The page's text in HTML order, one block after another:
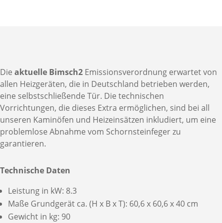
Die aktuelle Bimsch2 Emissionsverordnung erwartet von
allen Heizgeräten, die in Deutschland betrieben werden,
eine selbstschließende Tür. Die technischen
Vorrichtungen, die dieses Extra ermöglichen, sind bei all
unseren Kaminöfen und Heizeinsätzen inkludiert, um eine
problemlose Abnahme vom Schornsteinfeger zu
garantieren.
Technische Daten
Leistung in kW: 8.3
Maße Grundgerät ca. (H x B x T): 60,6 x 60,6 x 40 cm
Gewicht in kg: 90